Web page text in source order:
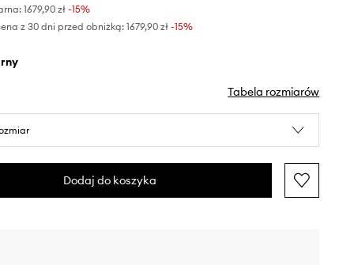
1679,90 zł-15%
z 30 dni przed obniżką: 1679,90 zł -15%
Tabela rozmiarów
Dodaj do koszyka